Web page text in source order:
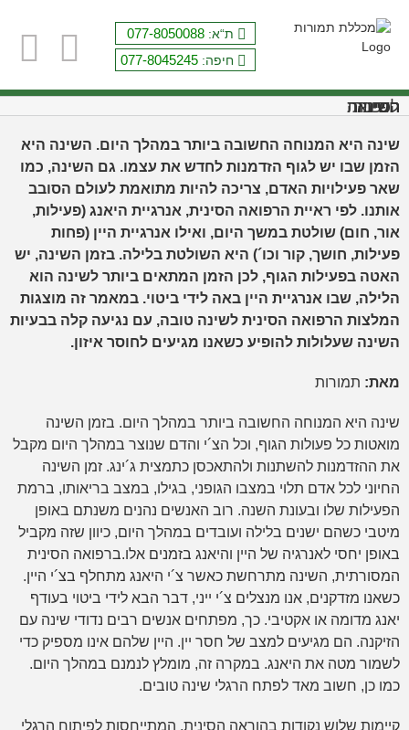
content
ת“א: 077-8050088
חיפה: 077-8045245
חשיבות השינה לפי הרפואה הסינית
שינה היא המנוחה החשובה ביותר במהלך היום. השינה היא
הזמן שבו יש לגוף הזדמנות לחדש את עצמו. גם השינה, כמו
שאר פעילויות האדם, צריכה להיות מתואמת לעולם הסובב
אותנו. לפי ראיית הרפואה הסינית, אנרגיית היאנג (פעילות,
אור, חום) שולטת במשך היום, ואילו אנרגיית היין (פחות
פעילות, חושך, קור וכו´) היא השולטת בלילה. בזמן השינה, יש
האטה בפעילות הגוף, לכן הזמן המתאים ביותר לשינה הוא
הלילה, שבו אנרגיית היין באה לידי ביטוי. במאמר זה מוצגות
המלצות הרפואה הסינית לשינה טובה, עם נגיעה קלה בבעיות
השינה שעלולות להופיע כשאנו מגיעים לחוסר איזון.
מאת: תמורות
שינה היא המנוחה החשובה ביותר במהלך היום. בזמן השינה
מואטות כל פעולות הגוף, וכל הצ´י והדם שנוצר במהלך היום מקבל
את ההזדמנות להשתנות ולהתאכסן כתמצית ג´ינג. זמן השינה
החיוני לכל אדם תלוי במצבו הגופני, בגילו, במצב בריאותו, ברמת
הפעילות שלו ובעונת השנה. רוב האנשים נהנים משנתם באופן
מיטבי כשהם ישנים בלילה ועובדים במהלך היום, כיוון שזה מקביל
באופן יחסי לאנרגיה של היין והיאנג בזמנים אלו.ברפואה הסינית
המסורתית, השינה מתרחשת כאשר צ´י היאנג מתחלף בצ´י היין.
כשאנו מזדקנים, אנו מנצלים צ´י ייני, דבר הבא לידי ביטוי בעודף
יאנג מדומה או אקטיבי. כך, מפתחים אנשים רבים נדודי שינה עם
הזיקנה. הם מגיעים למצב של חסר יין. היין שלהם אינו מספיק כדי
לשמור מטה את היאנג. במקרה זה, מומלץ לנמנם במהלך היום.
כמו כן, חשוב מאד לפתח הרגלי שינה טובים.
קיימות שלוש נקודות בהוראה הסינית, המתייחסות לפיתוח הרגלי